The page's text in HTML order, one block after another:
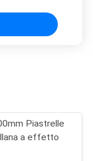
Piastrelle
a effetto